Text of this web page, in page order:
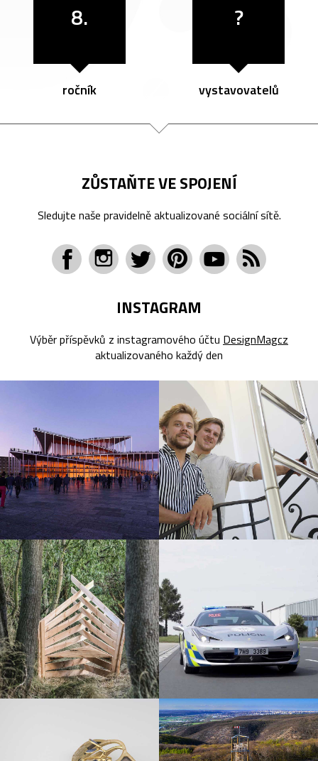
8.
ročník
?
vystavovatelů
ZŮSTAŇTE VE SPOJENÍ
Sledujte naše pravidelně aktualizované sociální sítě.
INSTAGRAM
Výběr příspěvků z instagramového účtu DesignMagcz
aktualizovaného každý den